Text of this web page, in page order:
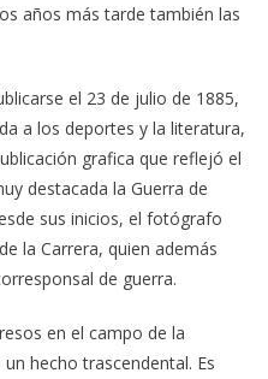
años más tarde también las
el 23 de julio de 1885,
a los deportes y la literatura,
grafica que reflejó el
destacada la Guerra de
sus inicios, el fotógrafo
la Carrera, quien además
de guerra.
en el campo de la
hecho trascendental. Es